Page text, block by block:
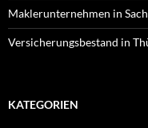
Maklerunternehmen in
Versicherungsbestand in
KATEGORIEN